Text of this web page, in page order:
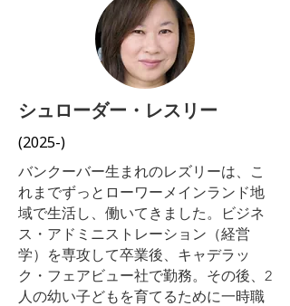
シュローダー・レスリー
(2025-)
バンクーバー生まれのレズリーは、こ
れまでずっとローワーメインランド地
域で生活し、働いてきました。ビジネ
ス・アドミニストレーション（経営
学）を専攻して卒業後、キャデラッ
ク・フェアビュー社で勤務。その後、2
人の幼い子どもを育てるために一時職